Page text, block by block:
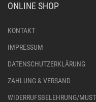
ONLINE SHOP
KONTAKT
IMPRESSUM
DATENSCHUTZERKLÄRUNG
ZAHLUNG & VERSAND
WIDERRUFSBELEHRUNG/